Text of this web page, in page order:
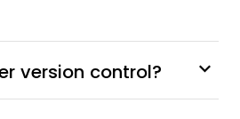
version control?